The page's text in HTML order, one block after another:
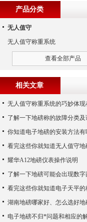
产品分类
无人值守
无人值守称重系统
查看全部产品
相关文章
了解一下地磅称的故障分类及
你知道电子地磅的安装方法有
耀华A12地磅仪表操作说明
看完这些你就知道电子天平的
湖南地磅哪家好、怎么选好地
电子地磅不归*问题和相应的